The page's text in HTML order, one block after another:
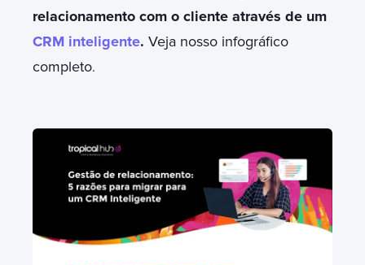
relacionamento com o cliente através de um
CRM inteligente. Veja nosso infográfico
completo.